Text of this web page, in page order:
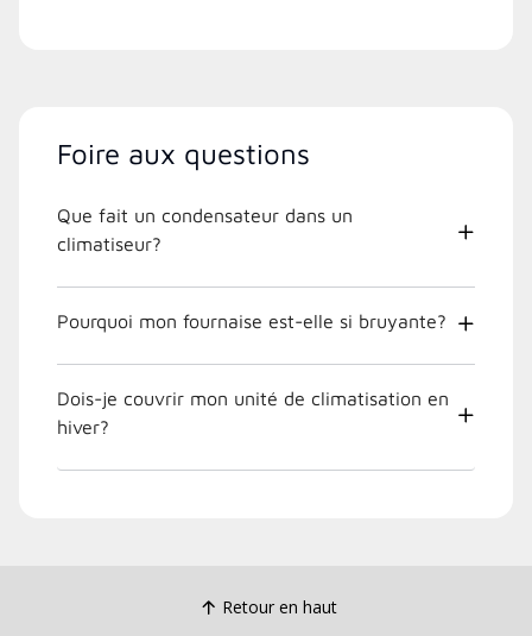
Foire aux questions
Que fait un condensateur dans un
climatiseur?
Pourquoi mon fournaise est-elle si bruyante?
Dois-je couvrir mon unité de climatisation en
hiver?
Retour en haut